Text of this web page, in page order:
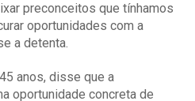
preconceitos que tínhamos
oportunidades com a
a detenta.
anos, disse que a
oportunidade concreta de